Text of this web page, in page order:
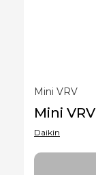
Mini VRV
Mini VRV
Daikin